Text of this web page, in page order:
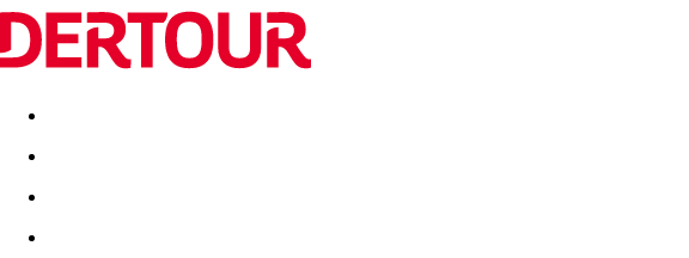
Destinatii Vacanta perfecta OFERTE DE NERATAT